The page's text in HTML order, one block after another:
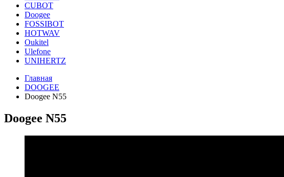
CUBOT
Doogee
FOSSIBOT
HOTWAV
Oukitel
Ulefone
UNIHERTZ
Главная
DOOGEE
Doogee N55
Doogee N55